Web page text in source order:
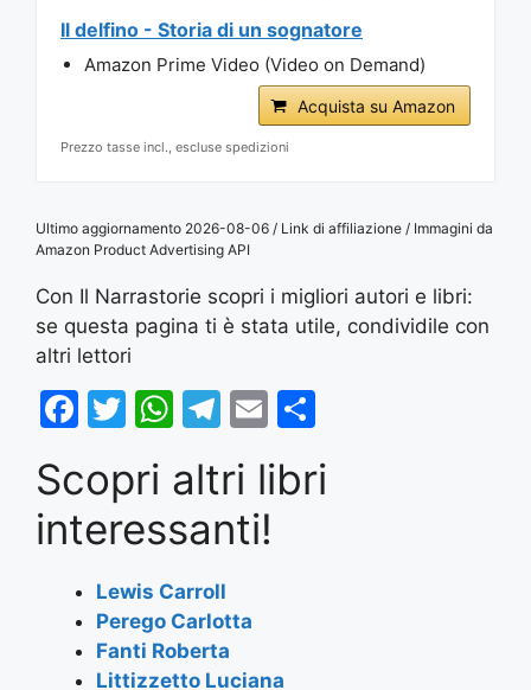
Il delfino - Storia di un sognatore
Amazon Prime Video (Video on Demand)
Acquista su Amazon
Prezzo tasse incl., escluse spedizioni
Ultimo aggiornamento 2026-08-06 / Link di affiliazione / Immagini da
Amazon Product Advertising API
Con Il Narrastorie scopri i migliori autori e libri:
se questa pagina ti è stata utile, condividile con
altri lettori
F
c
e
b
o
o
k
T
itt
er
W
at
s
A
p
p
T
e
gr
a
m
E
ai
l
ar
Scopri altri libri
interessanti!
Lewis Carroll
Perego Carlotta
Fanti Roberta
Littizzetto Luciana